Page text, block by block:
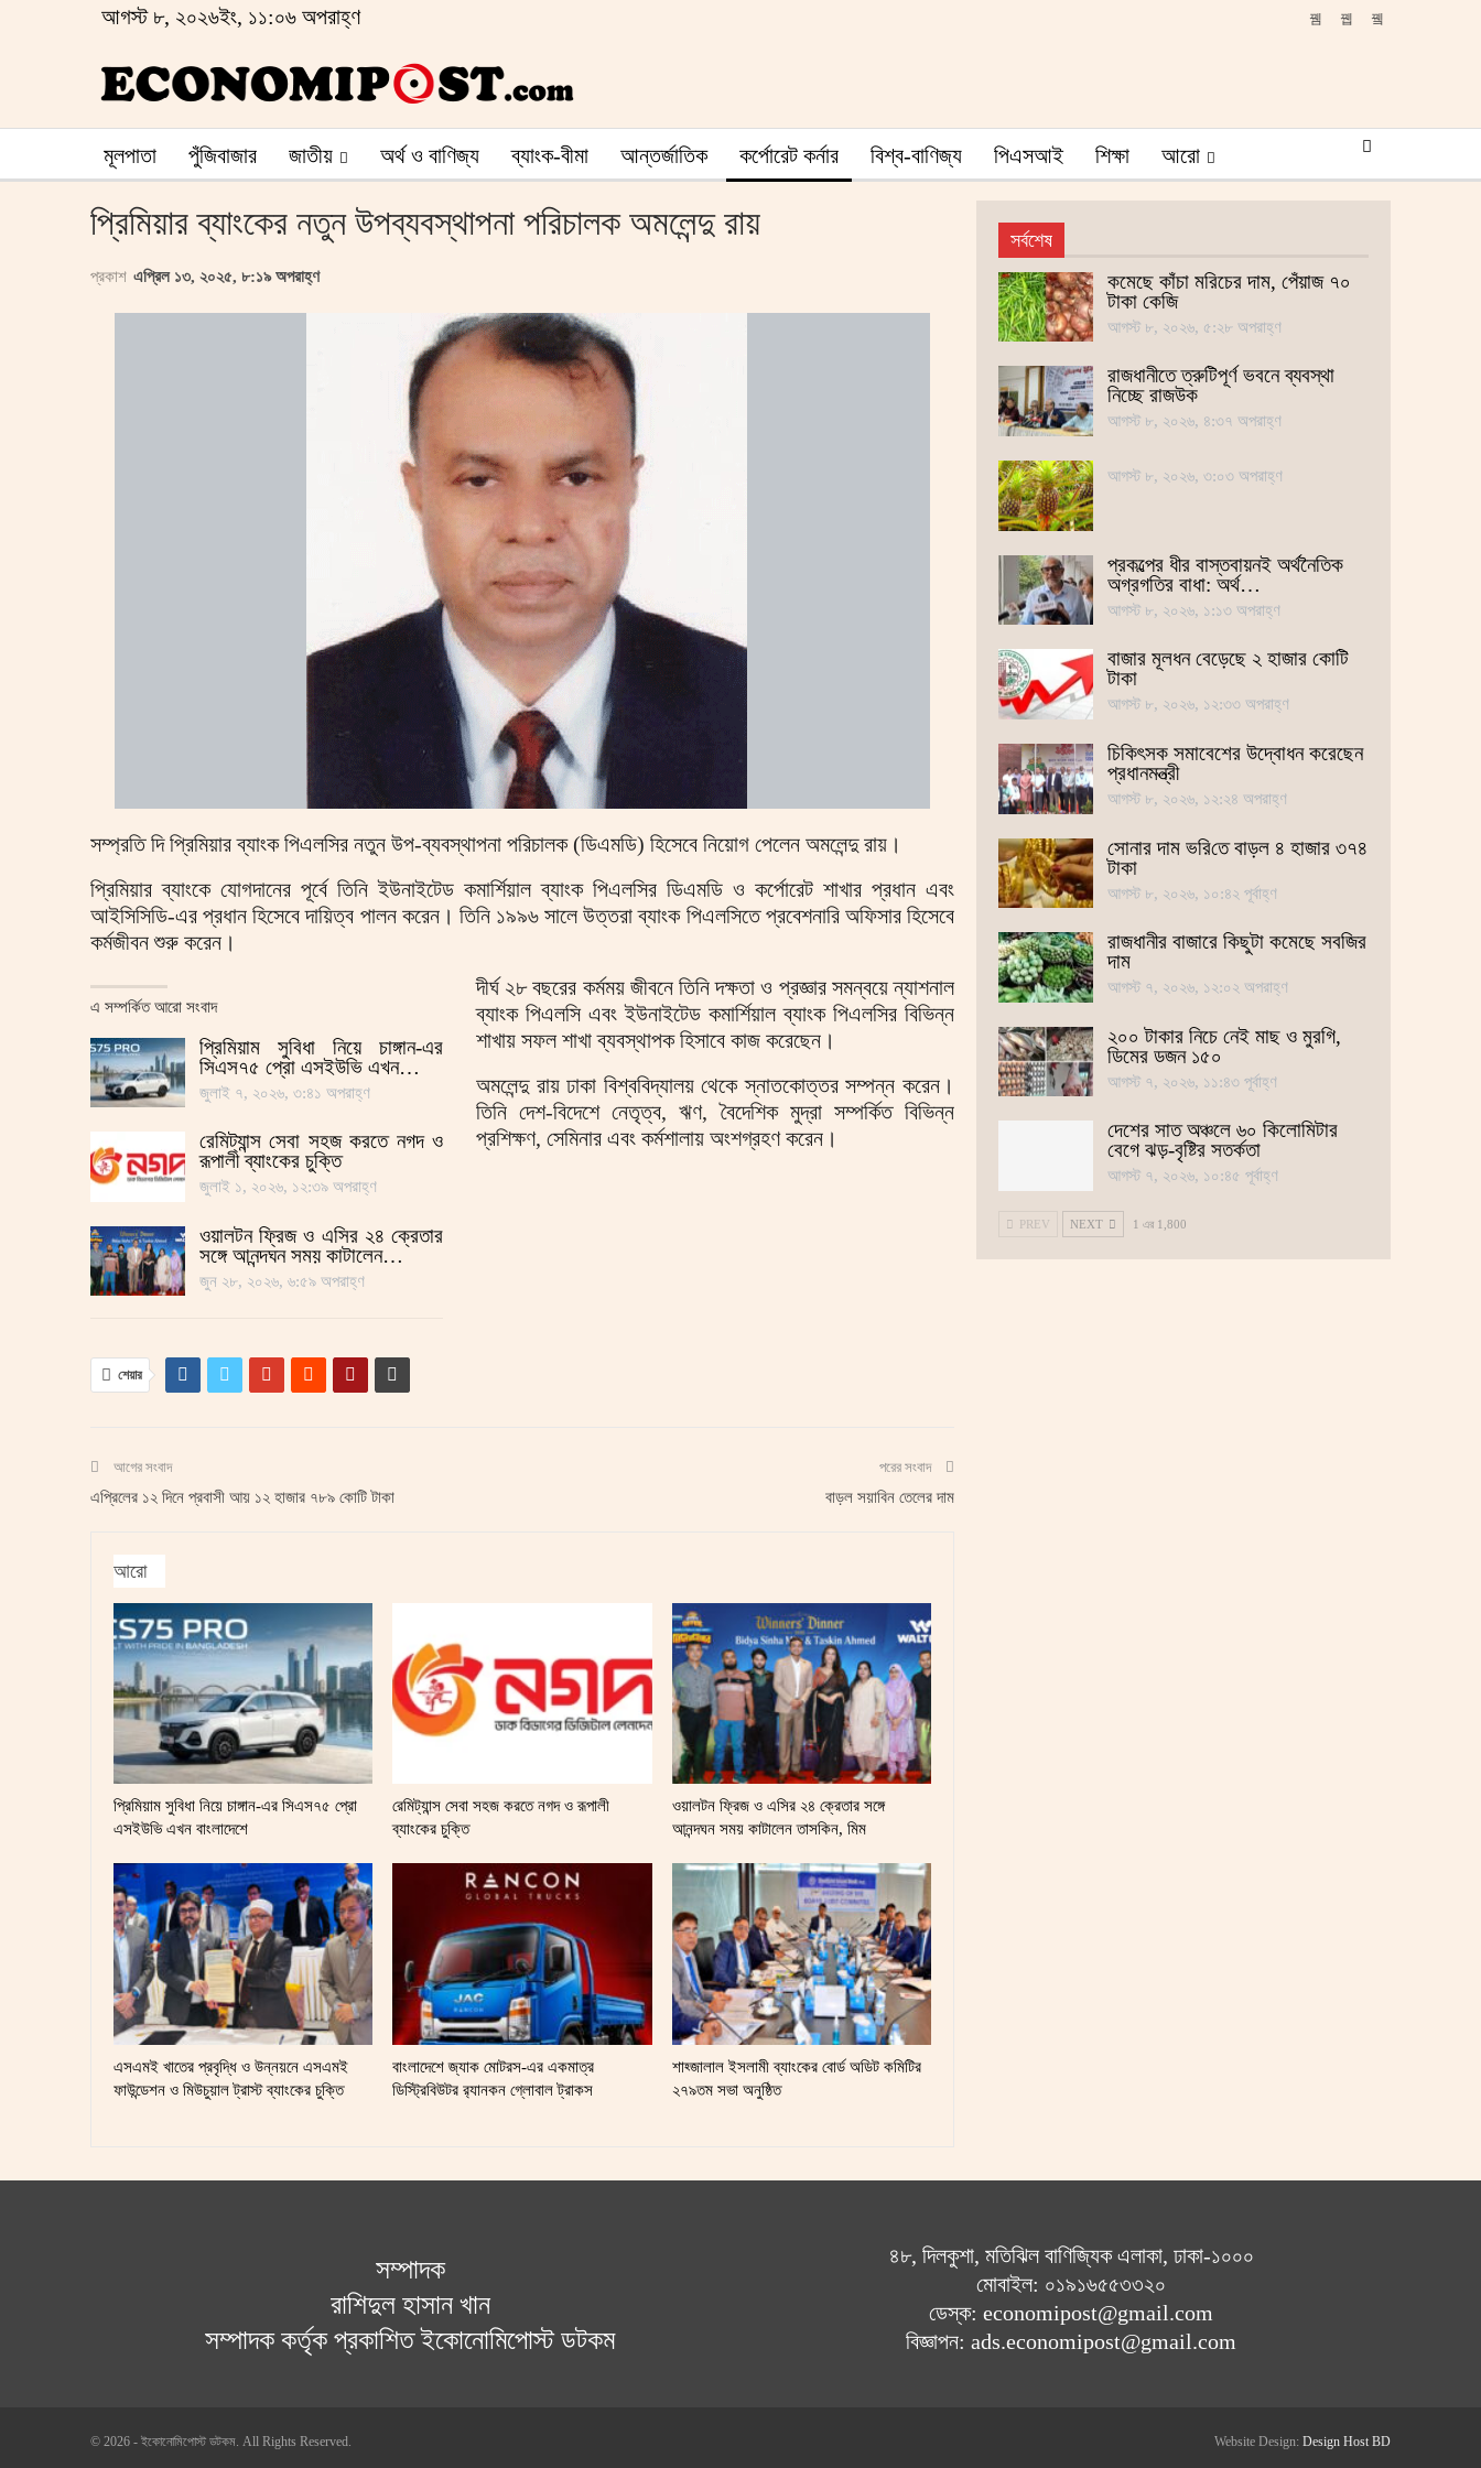
আগস্ট ৮, ২০২৬ইং, ১১:০৬ অপরাহ্ণ
মূলপাতা পুঁজিবাজার জাতীয় অর্থ ও বাণিজ্য ব্যাংক-বীমা আন্তর্জাতিক কর্পোরেট কর্নার বিশ্ব-বাণিজ্য পিএসআই শিক্ষা আরো
প্রিমিয়ার ব্যাংকের নতুন উপব্যবস্থাপনা পরিচালক অমলেন্দু রায়
প্রকাশ এপ্রিল ১৩, ২০২৫, ৮:১৯ অপরাহ্ণ
সম্প্রতি দি প্রিমিয়ার ব্যাংক পিএলসির নতুন উপ-ব্যবস্থাপনা পরিচালক (ডিএমডি) হিসেবে নিয়োগ পেলেন অমলেন্দু রায়।
প্রিমিয়ার ব্যাংকে যোগদানের পূর্বে তিনি ইউনাইটেড কমার্শিয়াল ব্যাংক পিএলসির ডিএমডি ও কর্পোরেট শাখার প্রধান এবং
আইসিসিডি-এর প্রধান হিসেবে দায়িত্ব পালন করেন। তিনি ১৯৯৬ সালে উত্তরা ব্যাংক পিএলসিতে প্রবেশনারি অফিসার হিসেবে
কর্মজীবন শুরু করেন।
এ সম্পর্কিত আরো সংবাদ
প্রিমিয়াম সুবিধা নিয়ে চাঙ্গান-এর
সিএস৭৫ প্রো এসইউভি এখন…
জুলাই ৭, ২০২৬, ৩:৪১ অপরাহ্ণ
রেমিট্যান্স সেবা সহজ করতে নগদ ও
রূপালী ব্যাংকের চুক্তি
জুলাই ১, ২০২৬, ১২:৩৯ অপরাহ্ণ
ওয়ালটন ফ্রিজ ও এসির ২৪ ক্রেতার
সঙ্গে আনন্দঘন সময় কাটালেন…
জুন ২৮, ২০২৬, ৬:৫৯ অপরাহ্ণ
দীর্ঘ ২৮ বছরের কর্মময় জীবনে তিনি দক্ষতা ও প্রজ্ঞার সমন্বয়ে ন্যাশনাল
ব্যাংক পিএলসি এবং ইউনাইটেড কমার্শিয়াল ব্যাংক পিএলসির বিভিন্ন
শাখায় সফল শাখা ব্যবস্থাপক হিসাবে কাজ করেছেন।
অমলেন্দু রায় ঢাকা বিশ্ববিদ্যালয় থেকে স্নাতকোত্তর সম্পন্ন করেন।
তিনি দেশ-বিদেশে নেতৃত্ব, ঋণ, বৈদেশিক মুদ্রা সম্পর্কিত বিভিন্ন
প্রশিক্ষণ, সেমিনার এবং কর্মশালায় অংশগ্রহণ করেন।
শেয়ার
আগের সংবাদ
এপ্রিলের ১২ দিনে প্রবাসী আয় ১২ হাজার ৭৮৯ কোটি টাকা
পরের সংবাদ
বাড়ল সয়াবিন তেলের দাম
আরো
প্রিমিয়াম সুবিধা নিয়ে চাঙ্গান-এর সিএস৭৫ প্রো
এসইউভি এখন বাংলাদেশে
রেমিট্যান্স সেবা সহজ করতে নগদ ও রূপালী
ব্যাংকের চুক্তি
ওয়ালটন ফ্রিজ ও এসির ২৪ ক্রেতার সঙ্গে
আনন্দঘন সময় কাটালেন তাসকিন, মিম
এসএমই খাতের প্রবৃদ্ধি ও উন্নয়নে এসএমই
ফাউন্ডেশন ও মিউচুয়াল ট্রাস্ট ব্যাংকের চুক্তি
বাংলাদেশে জ্যাক মোটরস-এর একমাত্র
ডিস্ট্রিবিউটর র‍্যানকন গ্লোবাল ট্রাকস
শাহ্জালাল ইসলামী ব্যাংকের বোর্ড অডিট কমিটির
২৭৯তম সভা অনুষ্ঠিত
সর্বশেষ
কমেছে কাঁচা মরিচের দাম, পেঁয়াজ ৭০
টাকা কেজি
আগস্ট ৮, ২০২৬, ৫:২৮ অপরাহ্ণ
রাজধানীতে ত্রুটিপূর্ণ ভবনে ব্যবস্থা
নিচ্ছে রাজউক
আগস্ট ৮, ২০২৬, ৪:৩৭ অপরাহ্ণ
আগস্ট ৮, ২০২৬, ৩:০৩ অপরাহ্ণ
প্রকল্পের ধীর বাস্তবায়নই অর্থনৈতিক
অগ্রগতির বাধা: অর্থ…
আগস্ট ৮, ২০২৬, ১:১৩ অপরাহ্ণ
বাজার মূলধন বেড়েছে ২ হাজার কোটি
টাকা
আগস্ট ৮, ২০২৬, ১২:৩৩ অপরাহ্ণ
চিকিৎসক সমাবেশের উদ্বোধন করেছেন
প্রধানমন্ত্রী
আগস্ট ৮, ২০২৬, ১২:২৪ অপরাহ্ণ
সোনার দাম ভ‌রি‌তে বাড়ল ৪ হাজার ৩৭৪
টাকা
আগস্ট ৮, ২০২৬, ১০:৪২ পূর্বাহ্ণ
রাজধানীর বাজারে কিছুটা কমেছে সবজির
দাম
আগস্ট ৭, ২০২৬, ১২:০২ অপরাহ্ণ
২০০ টাকার নিচে নেই মাছ ও মুরগি,
ডিমের ডজন ১৫০
আগস্ট ৭, ২০২৬, ১১:৪৩ পূর্বাহ্ণ
দেশের সাত অঞ্চলে ৬০ কিলোমিটার
বেগে ঝড়-বৃষ্টির সতর্কতা
আগস্ট ৭, ২০২৬, ১০:৪৫ পূর্বাহ্ণ
PREV NEXT 1 এর 1,800
সম্পাদক
রাশিদুল হাসান খান
সম্পাদক কর্তৃক প্রকাশিত ইকোনোমিপোস্ট ডটকম
৪৮, দিলকুশা, মতিঝিল বাণিজ্যিক এলাকা, ঢাকা-১০০০
মোবাইল: ০১৯১৬৫৫৩৩২০
ডেস্ক: economipost@gmail.com
বিজ্ঞাপন: ads.economipost@gmail.com
© 2026 - ইকোনোমিপোস্ট ডটকম. All Rights Reserved. Website Design: Design Host BD